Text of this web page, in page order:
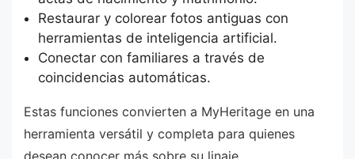
Restaurar y colorear fotos antiguas con
herramientas de inteligencia artificial.
Conectar con familiares a través de
coincidencias automáticas.
Estas funciones convierten a MyHeritage en una
herramienta versátil y completa para quienes
desean conocer más sobre su linaje.